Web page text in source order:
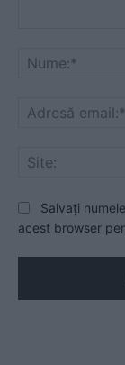
Salvați
acest browser